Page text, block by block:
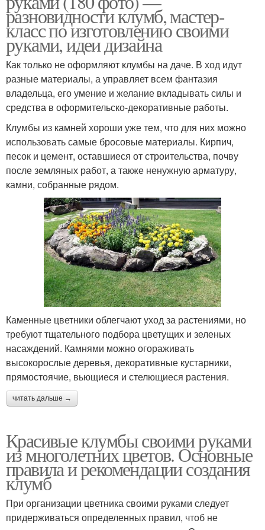
разновидности клумб, мастер-
класс по изготовлению своими
руками, идеи дизайна
Как только не оформляют клумбы на даче. В ход идут
разные материалы, а управляет всем фантазия
владельца, его умение и желание вкладывать силы и
средства в оформительско-декоративные работы.
Клумбы из камней хороши уже тем, что для них можно
использовать самые бросовые материалы. Кирпич,
песок и цемент, оставшиеся от строительства, почву
после земляных работ, а также ненужную арматуру,
камни, собранные рядом.
Каменные цветники облегчают уход за растениями, но
требуют тщательного подбора цветущих и зеленых
насаждений. Камнями можно огораживать
высокорослые деревья, декоративные кустарники,
прямостоячие, вьющиеся и стелющиеся растения.
читать дальше →
Красивые клумбы своими руками
из многолетних цветов. Основные
правила и рекомендации создания
клумб
При организации цветника своими руками следует
придерживаться определенных правил, чтоб не